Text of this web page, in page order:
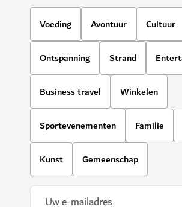
Voeding Avontuur Cultuur
Ontspanning Strand
Business travel Winkelen
Sportevenementen Familie
Kunst Gemeenschap